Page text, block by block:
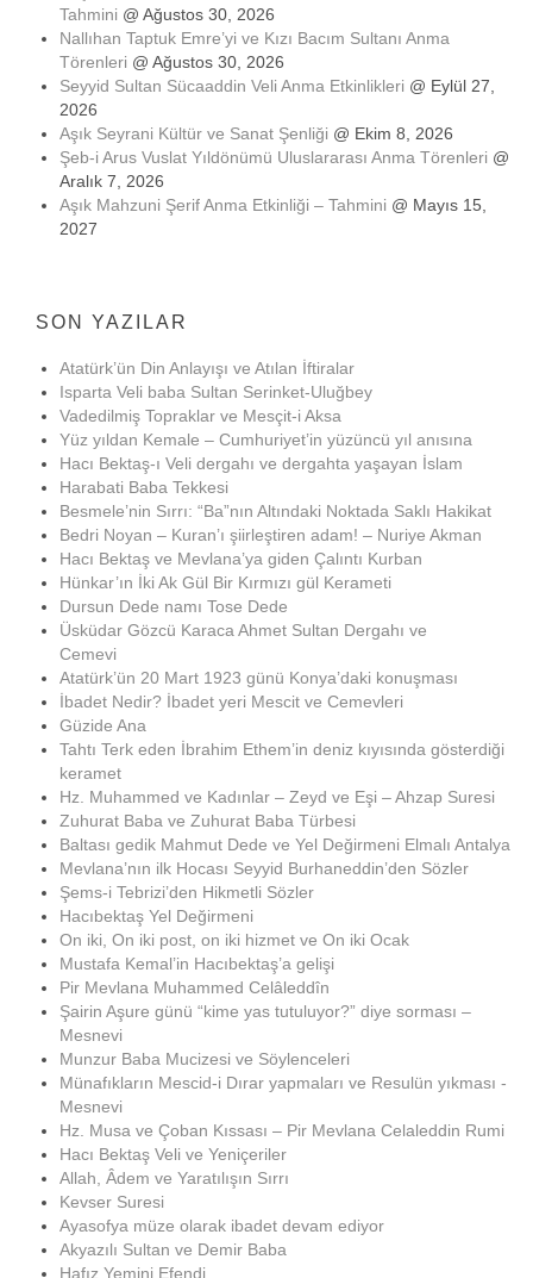
Tahmini @ Ağustos 30, 2026
Nallıhan Taptuk Emre’yi ve Kızı Bacım Sultanı Anma
Törenleri @ Ağustos 30, 2026
Seyyid Sultan Sücaaddin Veli Anma Etkinlikleri @ Eylül 27,
2026
Aşık Seyrani Kültür ve Sanat Şenliği @ Ekim 8, 2026
Şeb-i Arus Vuslat Yıldönümü Uluslararası Anma Törenleri @
Aralık 7, 2026
Aşık Mahzuni Şerif Anma Etkinliği – Tahmini @ Mayıs 15,
2027
SON YAZILAR
Atatürk’ün Din Anlayışı ve Atılan İftiralar
Isparta Veli baba Sultan Serinket-Uluğbey
Vadedilmiş Topraklar ve Mesçit-i Aksa
Yüz yıldan Kemale – Cumhuriyet’in yüzüncü yıl anısına
Hacı Bektaş-ı Veli dergahı ve dergahta yaşayan İslam
Harabati Baba Tekkesi
Besmele’nin Sırrı: “Ba”nın Altındaki Noktada Saklı Hakikat
Bedri Noyan – Kuran’ı şiirleştiren adam! – Nuriye Akman
Hacı Bektaş ve Mevlana’ya giden Çalıntı Kurban
Hünkar’ın İki Ak Gül Bir Kırmızı gül Kerameti
Dursun Dede namı Tose Dede
Üsküdar Gözcü Karaca Ahmet Sultan Dergahı ve
Cemevi
Atatürk’ün 20 Mart 1923 günü Konya’daki konuşması
İbadet Nedir? İbadet yeri Mescit ve Cemevleri
Güzide Ana
Tahtı Terk eden İbrahim Ethem’in deniz kıyısında gösterdiği
keramet
Hz. Muhammed ve Kadınlar – Zeyd ve Eşi – Ahzap Suresi
Zuhurat Baba ve Zuhurat Baba Türbesi
Baltası gedik Mahmut Dede ve Yel Değirmeni Elmalı Antalya
Mevlana’nın ilk Hocası Seyyid Burhaneddin’den Sözler
Şems-i Tebrizi’den Hikmetli Sözler
Hacıbektaş Yel Değirmeni
On iki, On iki post, on iki hizmet ve On iki Ocak
Mustafa Kemal’in Hacıbektaş’a gelişi
Pir Mevlana Muhammed Celâleddîn
Şairin Aşure günü “kime yas tutuluyor?” diye sorması –
Mesnevi
Munzur Baba Mucizesi ve Söylenceleri
Münafıkların Mescid-i Dırar yapmaları ve Resulün yıkması -
Mesnevi
Hz. Musa ve Çoban Kıssası – Pir Mevlana Celaleddin Rumi
Hacı Bektaş Veli ve Yeniçeriler
Allah, Âdem ve Yaratılışın Sırrı
Kevser Suresi
Ayasofya müze olarak ibadet devam ediyor
Akyazılı Sultan ve Demir Baba
Hafız Yemini Efendi